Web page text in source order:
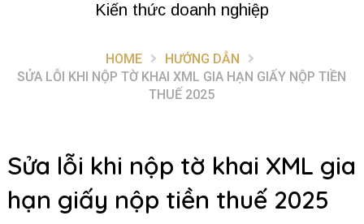
Kiến thức doanh nghiệp
HOME
HƯỚNG DẪN
SỬA LỖI KHI NỘP TỜ KHAI XML GIA HẠN GIẤY NỘP TIỀN
THUẾ 2025
Sửa lỗi khi nộp tờ khai XML gia
hạn giấy nộp tiền thuế 2025